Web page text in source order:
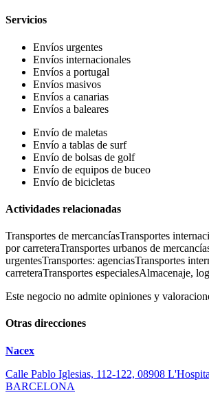
Servicios
Envíos urgentes
Envíos internacionales
Envíos a portugal
Envíos masivos
Envíos a canarias
Envíos a baleares
Envío de maletas
Envío a tablas de surf
Envío de bolsas de golf
Envío de equipos de buceo
Envío de bicicletas
Actividades relacionadas
Transportes de mercancíasTransportes
por carreteraTransportes urbanos de
urgentesTransportes: agenciasTransportes
carreteraTransportes especialesAlmacenaje,
Este negocio no admite opiniones y
Otras direcciones
Nacex
Calle Pablo Iglesias, 112-122, 08908
BARCELONA